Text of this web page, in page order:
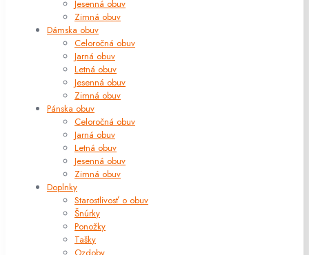
Jesenná obuv
Zimná obuv
Dámska obuv
Celoročná obuv
Jarná obuv
Letná obuv
Jesenná obuv
Zimná obuv
Pánska obuv
Celoročná obuv
Jarná obuv
Letná obuv
Jesenná obuv
Zimná obuv
Doplnky
Starostlivosť o obuv
Šnúrky
Ponožky
Tašky